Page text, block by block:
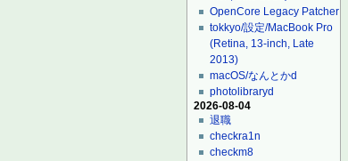
OpenCore Legacy Patcher
tokkyo/設定/MacBook Pro
(Retina, 13-inch, Late
2013)
macOS/なんとかd
photolibraryd
2026-08-04
退職
checkra1n
checkm8